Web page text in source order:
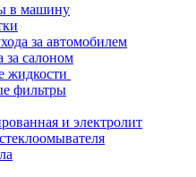
в машину
за автомобилем
за салоном
жидкости
фильтры
и электролит